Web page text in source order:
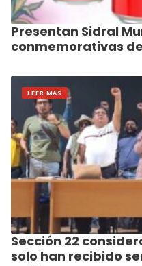
Presentan Sidral
conmemorativas
LEER MAS
Sección 22
solo han recibido